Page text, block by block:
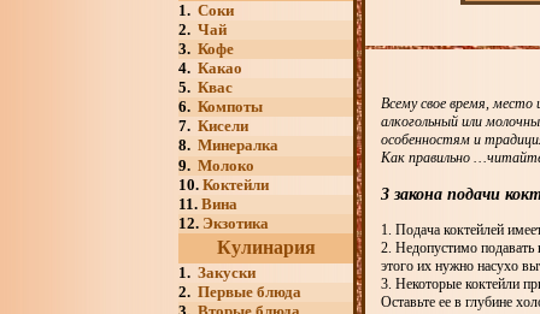
1. Соки
2. Чай
3. Кофе
4. Какао
5. Квас
6. Компоты
7. Кисели
8. Минералка
9. Молоко
10. Коктейли
11. Вина
12. Экзотика
Кулинария
1. Закуски
2. Первые блюда
Всему свое время, место
алкогольный или
особенностям и
Как правильно
3 закона подачи
1. Подача коктейлей
2. Недопустимо
этого их нужно насухо
3. Некоторые коктейли
Оставьте ее в глубине